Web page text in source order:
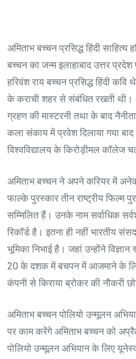
अमिताभ बच्चन प्रसिद्ध हिंदी
बच्चन का जन्म इलाहाबाद उत्तर
हरिवंश राय बच्चन प्रसिद्ध हिंदी
के कराची शहर से संबंधित रखती थी।
ग्रहण की मास्टरनी तथा के बाद
कला संकाय में प्रवेश दिलाया गया
विश्वविद्यालय के किरोड़ीमल कॉलेज
अमिताभ बच्चन ने अपने करियर में
फाल्के पुरस्कार तीन राष्ट्रीय फिल्म
सम्मिलित हैं। उनके नाम सर्वाधिक
रिकॉर्ड है। इतना ही नहीं भारतीय
भूमिका निभाई है। जहां उन्होंने
20 के दशक में बचपन में आजमाने के
कंपनी से किराया ब्रोकर की नौकरी
अमिताभ बच्चन पोलियो उन्मूलन
पर काम करेंगे अमिताभ बच्चन को
पोलियो उन्मूलन अभियान के लिए